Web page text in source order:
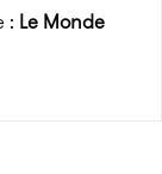
: Le Monde